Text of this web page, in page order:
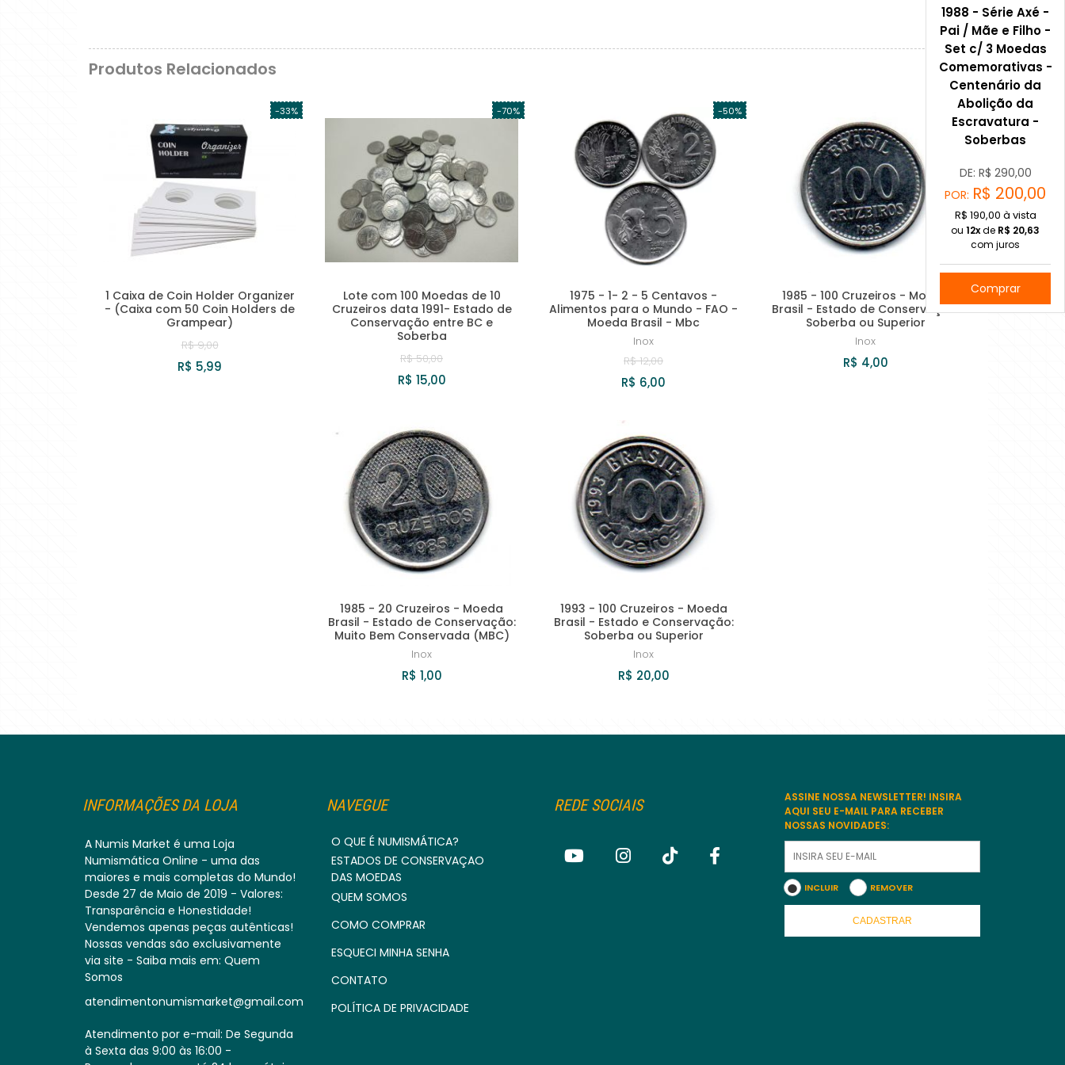
1988 - Série Axé -
Pai / Mãe e Filho -
Set c/ 3 Moedas
Comemorativas -
Centenário da
Abolição da
Escravatura -
Soberbas
DE: R$ 290,00
POR: R$ 200,00
R$ 190,00 à vista
ou 12xde R$ 20,63
com juros
Comprar
Produtos Relacionados
-33%
1 Caixa de Coin Holder Organizer
- (Caixa com 50 Coin Holders de
Grampear)
R$ 9,00
R$ 5,99
-70%
Lote com 100 Moedas de 10
Cruzeiros data 1991- Estado de
Conservação entre BC e
Soberba
R$ 50,00
R$ 15,00
-50%
1975 - 1- 2 - 5 Centavos -
Alimentos para o Mundo - FAO -
Moeda Brasil - Mbc
Inox
R$ 12,00
R$ 6,00
1985 - 100 Cruzeiros - Moeda
Brasil - Estado de Conservação:
Soberba ou Superior
Inox
R$ 4,00
1985 - 20 Cruzeiros - Moeda
Brasil - Estado de Conservação:
Muito Bem Conservada (MBC)
Inox
R$ 1,00
1993 - 100 Cruzeiros - Moeda
Brasil - Estado e Conservação:
Soberba ou Superior
Inox
R$ 20,00
INFORMAÇÕES DA LOJA
A Numis Market é uma Loja
Numismática Online - uma das
maiores e mais completas do Mundo!
Desde 27 de Maio de 2019 - Valores:
Transparência e Honestidade!
Vendemos apenas peças autênticas!
Nossas vendas são exclusivamente
via site - Saiba mais em: Quem
Somos
atendimentonumismarket@gmail.com
Atendimento por e-mail: De Segunda
à Sexta das 9:00 às 16:00 -
NAVEGUE
O QUE É NUMISMÁTICA?
ESTADOS DE CONSERVAÇÃO
DAS MOEDAS
QUEM SOMOS
COMO COMPRAR
ESQUECI MINHA SENHA
CONTATO
POLÍTICA DE PRIVACIDADE
REDE SOCIAIS
ASSINE NOSSA NEWSLETTER! INSIRA
AQUI SEU E-MAIL PARA RECEBER
NOSSAS NOVIDADES:
INCLUIR REMOVER
CADASTRAR